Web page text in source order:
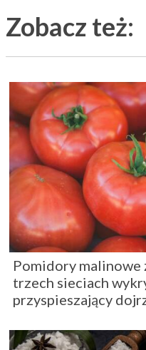
Zobacz też:
Pomidory malinowe
trzech sieciach
przyspieszający